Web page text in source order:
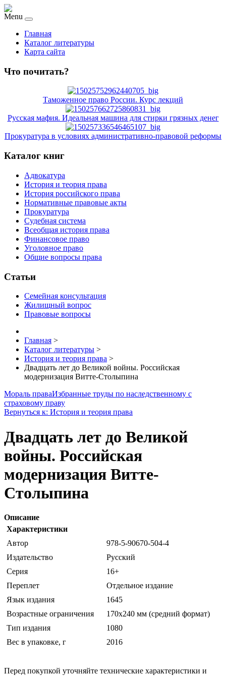
Menu
Главная
Каталог литературы
Карта сайта
Что почитать?
Таможенное право России. Курс лекций
Русская мафия. Идеальная машина для стирки грязных денег
Прокуратура в условиях административно-правовой реформы
Каталог книг
Адвокатура
История и теория права
История российского права
Нормативные правовые акты
Прокуратура
Судебная система
Всеобщая история права
Финансовое право
Уголовное право
Общие вопросы права
Статьи
Семейная консультация
Жилищный вопрос
Правовые вопросы
Главная >
Каталог литературы >
История и теория права >
Двадцать лет до Великой войны. Российская
модернизация Витте-Столыпина
Мораль праваИзбранные труды по наследственному с
страховому праву
Вернуться к: История и теория права
Двадцать лет до Великой
войны. Российская
модернизация Витте-
Столыпина
Описание
Характеристики
Автор
978-5-90670-504-4
Издательство
Русский
Серия
16+
Переплет
Отдельное издание
Язык издания
1645
Возрастные ограничения
170x240 мм (средний формат)
Тип издания
1080
Вес в упаковке, г
2016
Перед покупкой уточняйте технические характеристики и